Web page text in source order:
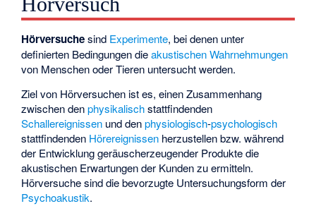
Hörversuchesind Experimente, bei denen unter
definierten Bedingungen dieakustischen Wahrnehmungen
von Menschen oder Tieren untersucht werden.
Ziel von Hörversuchen ist es, einen Zusammenhang
zwischen denphysikalischstattfindenden
Schallereignissen und denphysiologisch-psychologisch
stattfindenden Hörereignissen herzustellen bzw. während
der Entwicklung geräuscherzeugender Produkte die
akustischen Erwartungen der Kunden zu ermitteln.
Hörversuche sind die bevorzugte Untersuchungsform der
Psychoakustik.